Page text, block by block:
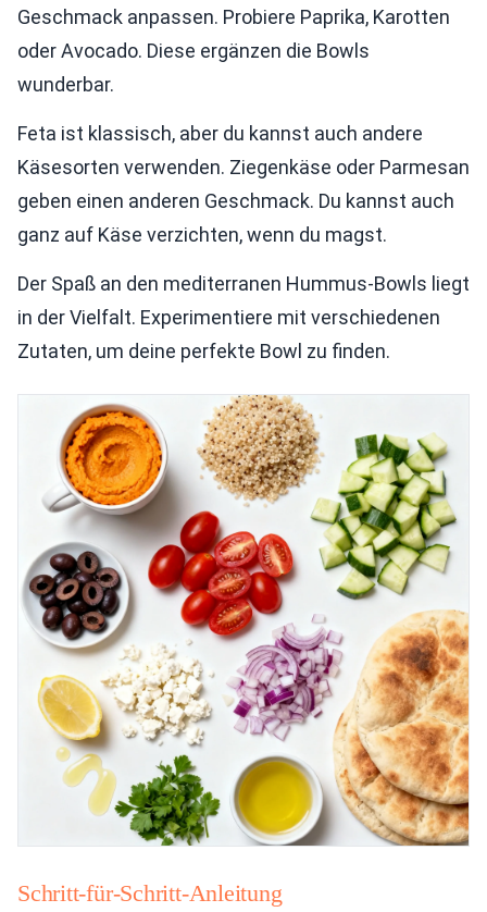
Geschmack anpassen. Probiere Paprika, Karotten
oder Avocado. Diese ergänzen die Bowls
wunderbar.
Feta ist klassisch, aber du kannst auch andere
Käsesorten verwenden. Ziegenkäse oder Parmesan
geben einen anderen Geschmack. Du kannst auch
ganz auf Käse verzichten, wenn du magst.
Der Spaß an den mediterranen Hummus-Bowls liegt
in der Vielfalt. Experimentiere mit verschiedenen
Zutaten, um deine perfekte Bowl zu finden.
Schritt-für-Schritt-Anleitung